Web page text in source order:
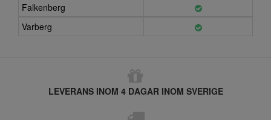
Falkenberg
Varberg
LEVERANS INOM 4 DAGAR INOM SVERIGE